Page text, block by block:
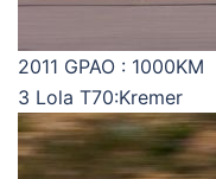
2011 GPAO : 1000KM
3 Lola T70:Kremer